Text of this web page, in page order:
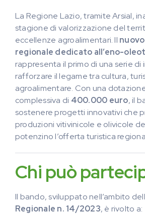
La Regione Lazio, tramite Arsial,
stagione di valorizzazione del
eccellenze agroalimentari. Il
regionale dedicato all’eno-
rappresenta il primo di una serie di
rafforzare il legame tra cultura,
agroalimentare. Con una
complessiva di 400.000 euro, il
sostenere progetti innovativi che
produzioni vitivinicole e olivicole
potenzino l’offerta turistica
Chi può
Il bando, sviluppato nell’ambito
Regionale n. 14/2023, è rivolto a: